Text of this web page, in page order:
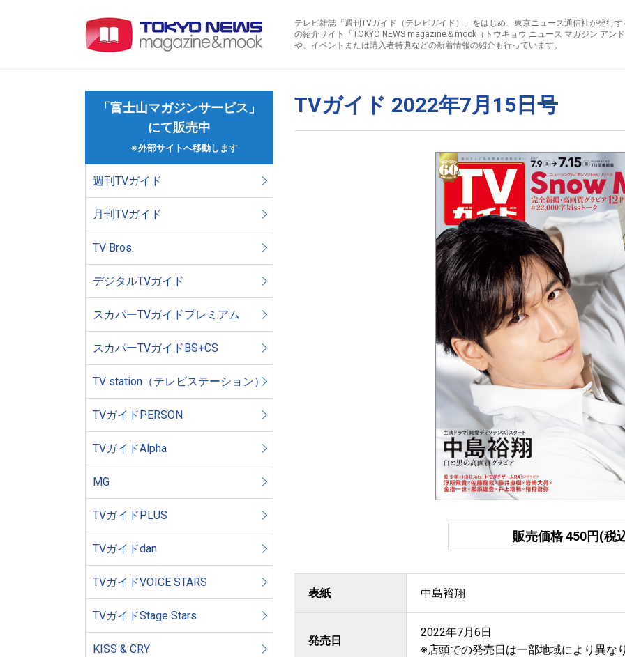
テレビ雑誌「週刊TVガイド（テレビガイド）」をはじめ、東京ニュース通信社が発行
の紹介サイト「TOKYO NEWS magazine＆mook（トウキョウ ニュース マガジン アン
や、イベントまたは購入者特典などの新着情報の紹介も行っています。
TVガイド 2022年7月15日号
販売価格 450円(税
表紙 中島裕翔
発売日
2022年7月6日
※店頭での発売日は一部地域により異な
「富士山マガジンサービス」
にて販売中
※外部サイトへ移動します
週刊TVガイド
月刊TVガイド
TV Bros.
デジタルTVガイド
スカパーTVガイドプレミアム
スカパーTVガイドBS+CS
TV station（テレビステーション）
TVガイドPERSON
TVガイドAlpha
MG
TVガイドPLUS
TVガイドdan
TVガイドVOICE STARS
TVガイドStage Stars
KISS & CRY